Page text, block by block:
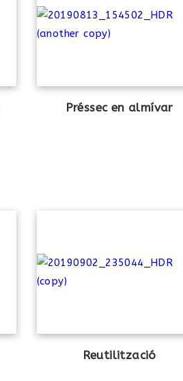
Préssec en almívar
Reutilització